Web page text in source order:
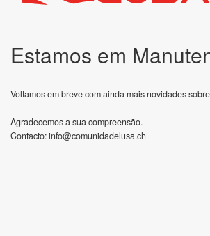
Estamos em
Voltamos em breve com ainda mais novidades
Agradecemos a sua compreensão.
Contacto:info@comunidadelusa.ch